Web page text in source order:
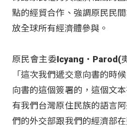
點的經貿合作、強調原民民
放全球所有經濟體參與。
原民會主委Icyang‧Parod(
「這次我們遞交意向書的時
向書的這個簽署的，這個文
有我們台灣原住民族的語言
們的外交部跟我們的經濟部